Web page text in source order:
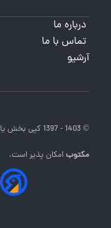
درباره ما
تماس با ما
آرشیو
© 1403 - 1397 کپی بخش یا کل هر کدام از مطالب
مکتوبامکان پذیر است.